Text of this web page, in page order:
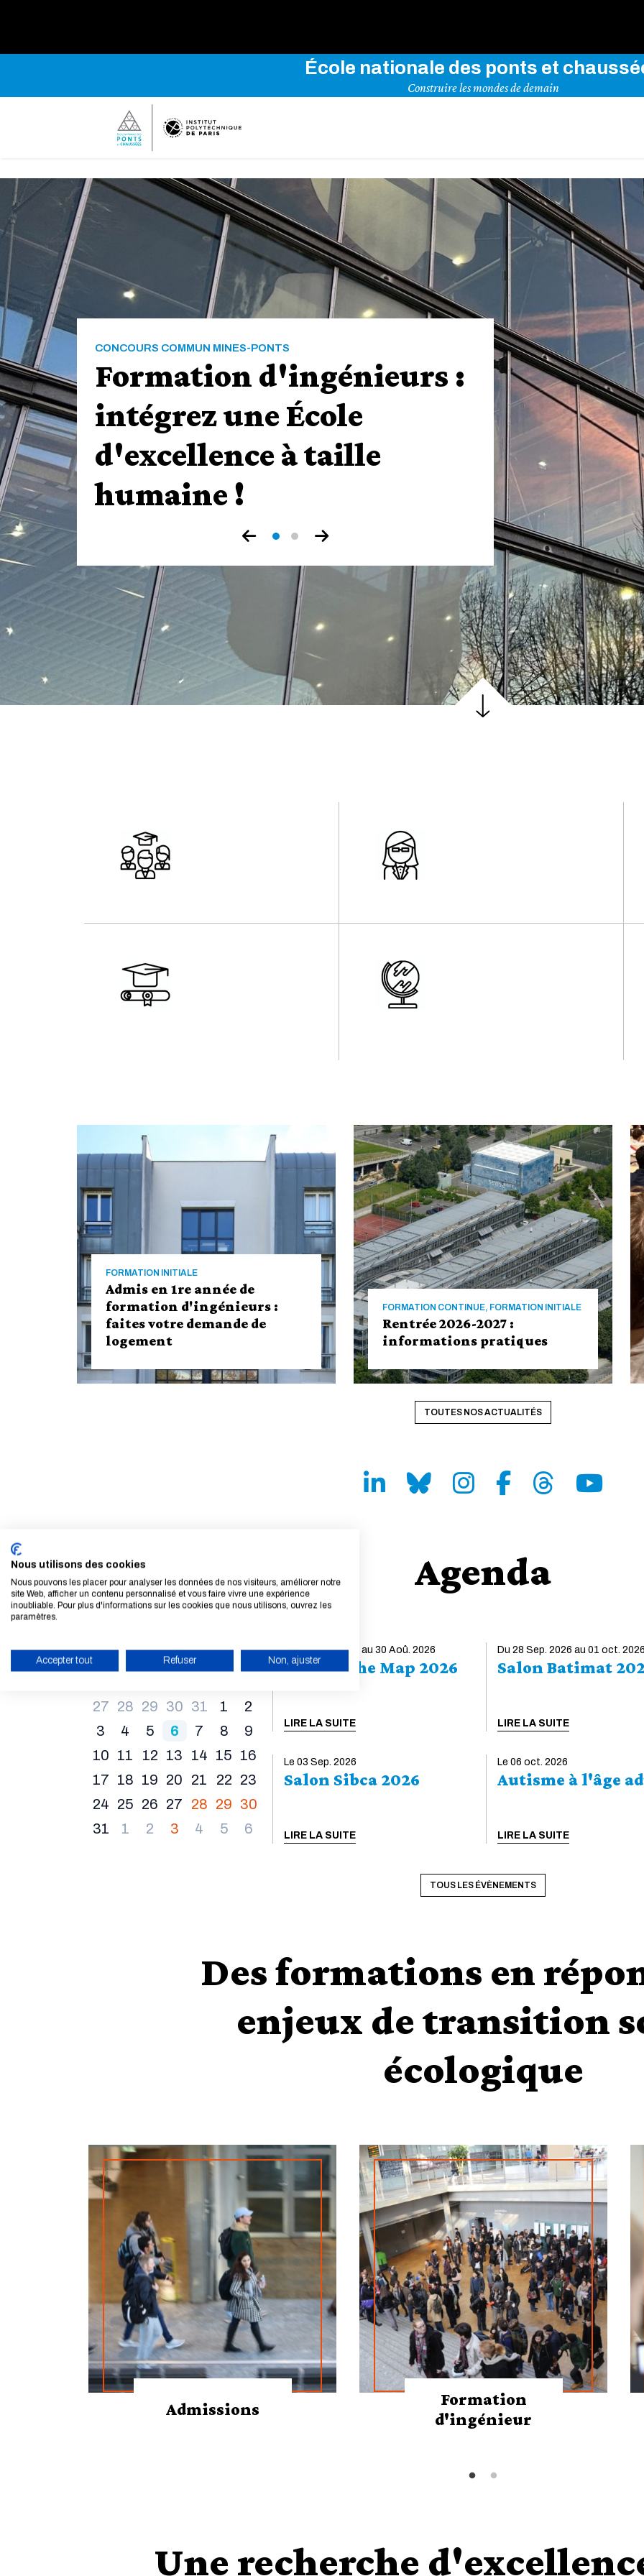
École nationale des ponts et
Construire les mondes de demain
Bienvenue
sur
l'Institut
Polytechnique
de
Paris
RECHERCHE
Arthur Guillot-Legoff
reçoit le Prix de thèse des
Ponts 2026
FORMATION INITIALE
Admis en 1re année de
formation d'ingénieurs :
faites votre demande de
logement
Admis en 1re année de formation
d'ingénieurs : faites votre demande
de logement
Commun Mines-Ponts ! Vous êtes admis en 1re
année en formation d'ingénieurs ? Effectuez
questionnaire dédié : Remplir la demande de
logement pour les admis en 1re année de
formation d'ingénieurs L’Arpej, gestionnaire de la
directement contact avec vous début août.
Arpej...
LIRE LA SUITE
FORMATION CONTINUE, FORMATION INITIALE
Rentrée 2026-2027 :
informations pratiques
Rentrée 2026-2027 : informations
pratiques, en fonction de votre formation.
Consulter la rubrique S'inscrire et se réinscrire à
l'École Consultez le livret d'accueil, conçu pour
l’École Formation d'ingénieurs Pour vous inscrire
votre catégorie, un dossier sous...
TOUTES NOS ACTUALITÉS
LinkedIn Bluesky InstagramFacebook Threads Youtube
Agenda
Août 2026
27 28 29 30 31 1
2
3
4 5 6 7 8
9
10 11 12 13 14 15 16
17 18 19 20 21 22 23
24 25 26 27 28 29 30
31
1 2 3 4 5 6
Du 28 Aoû. 2026 au 30 Aoû. 2026
State of the Map 2026
LIRE LA SUITE
Le 03 Sep. 2026
Salon Sibca 2026
LIRE LA SUITE
Du 28 Sep. 2026 au 01 oct. 2026
Salon Batimat
LIRE LA SUITE
Le 06 oct. 2026
Autisme à l'âge
LIRE LA SUITE
TOUS LES ÉVÈNEMENTS
Des formations en
enjeux de transition
écologique
Admissions
Formation
d'ingénieur
Une recherche
Nous utilisons des cookies
Nous pouvons les placer pour analyser les données de nos visiteurs, améliorer notre
site Web, afficher un contenu personnalisé et vous faire vivre une expérience
inoubliable. Pour plus d'informations sur les cookies que nous utilisons, ouvrez les
paramètres.
Accepter tout Refuser Non, ajuster